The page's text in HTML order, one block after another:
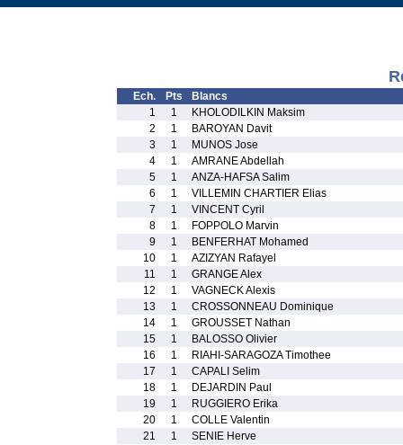
Ech. Pts
Blancs
1
1
KHOLODILKIN Maksim
2
1
BAROYAN Davit
3
1
MUNOS Jose
4
1
AMRANE Abdellah
5
1
ANZA-HAFSA Salim
6
1
VILLEMIN CHARTIER Elias
7
1
VINCENT Cyril
8
1
FOPPOLO Marvin
9
1
BENFERHAT Mohamed
10
1
AZIZYAN Rafayel
11
1
GRANGE Alex
12
1
VAGNECK Alexis
13
1
CROSSONNEAU Dominique
14
1
GROUSSET Nathan
15
1
BALOSSO Olivier
16
1
RIAHI-SARAGOZA Timothee
17
1
CAPALI Selim
18
1
DEJARDIN Paul
19
1
RUGGIERO Erika
20
1
COLLE Valentin
21
1
SENIE Herve